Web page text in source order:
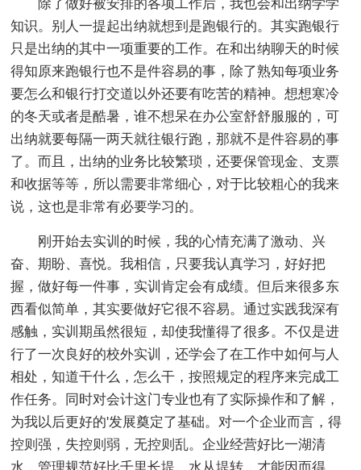
除了做好被安排的各项工作后，我也会和出纳学学
知识。别人一提起出纳就想到是跑银行的。其实跑银行
只是出纳的其中一项重要的工作。在和出纳聊天的时候
得知原来跑银行也不是件容易的事，除了熟知每项业务
要怎么和银行打交道以外还要有吃苦的精神。想想寒冷
的冬天或者是酷暑，谁不想呆在办公室舒舒服服的，可
出纳就要每隔一两天就往银行跑，那就不是件容易的事
了。而且，出纳的业务比较繁琐，还要保管现金、支票
和收据等等，所以需要非常细心，对于比较粗心的我来
说，这也是非常有必要学习的。
刚开始去实训的时候，我的心情充满了激动、兴
奋、期盼、喜悦。我相信，只要我认真学习，好好把
握，做好每一件事，实训肯定会有成绩。但后来很多东
西看似简单，其实要做好它很不容易。通过实践我深有
感触，实训期虽然很短，却使我懂得了很多。不仅是进
行了一次良好的校外实训，还学会了在工作中如何与人
相处，知道干什么，怎么干，按照规定的程序来完成工
作任务。同时对会计这门专业也有了实际操作和了解，
为我以后更好的'发展奠定了基础。对一个企业而言，得
控则强，失控则弱，无控则乱。企业经营好比一湖清